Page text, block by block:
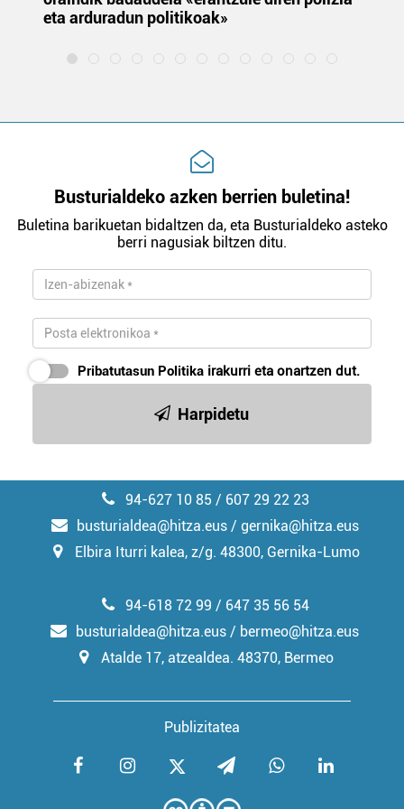
eta arduradun politikoak»
Busturialdeko azken berrien buletina!
Buletina barikuetan bidaltzen da, eta Busturialdeko asteko
berri nagusiak biltzen ditu.
Pribatutasun Politika irakurri eta onartzen dut.
Harpidetu
94-627 10 85 / 607 29 22 23
busturialdea@hitza.eus / gernika@hitza.eus
Elbira Iturri kalea, z/g. 48300, Gernika-Lumo
Publizitatea
94-618 72 99 / 647 35 56 54
busturialdea@hitza.eus / bermeo@hitza.eus
Atalde 17, atzealdea. 48370, Bermeo